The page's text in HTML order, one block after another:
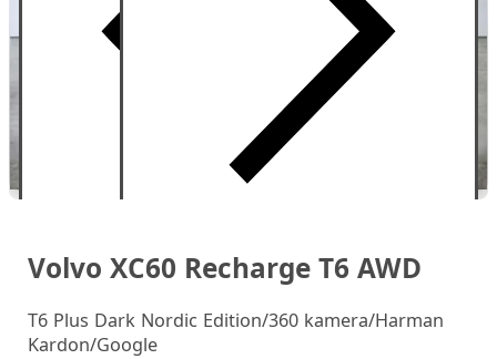
Volvo XC60 Recharge T6 AWD
T6 Plus Dark Nordic Edition/360 kamera/Harman
Kardon/Google